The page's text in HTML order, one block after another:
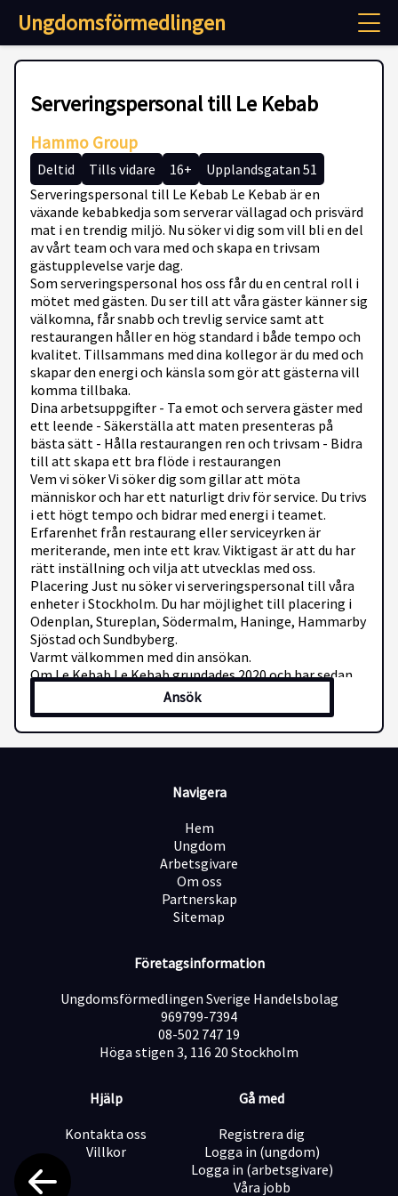
Ungdomsförmedlingen
Serveringspersonal till Le Kebab
Hammo Group
Deltid Tills vidare 16+
Upplandsgatan 51
Serveringspersonal till Le Kebab Le Kebab är en
växande kebabkedja som serverar vällagad och prisvärd
mat i en trendig miljö. Nu söker vi dig som vill bli en del
av vårt team och vara med och skapa en trivsam
gästupplevelse varje dag.
Som serveringspersonal hos oss får du en central roll i
mötet med gästen. Du ser till att våra gäster känner sig
välkomna, får snabb och trevlig service samt att
restaurangen håller en hög standard i både tempo och
kvalitet. Tillsammans med dina kollegor är du med och
skapar den energi och känsla som gör att gästerna vill
komma tillbaka.
Dina arbetsuppgifter - Ta emot och servera gäster med
ett leende - Säkerställa att maten presenteras på
bästa sätt - Hålla restaurangen ren och trivsam - Bidra
till att skapa ett bra flöde i restaurangen
Vem vi söker Vi söker dig som gillar att möta
människor och har ett naturligt driv för service. Du trivs
i ett högt tempo och bidrar med energi i teamet.
Erfarenhet från restaurang eller serviceyrken är
meriterande, men inte ett krav. Viktigast är att du har
rätt inställning och vilja att utvecklas med oss.
Placering Just nu söker vi serveringspersonal till våra
enheter i Stockholm. Du har möjlighet till placering i
Odenplan, Stureplan, Södermalm, Haninge, Hammarby
Sjöstad och Sundbyberg.
Varmt välkommen med din ansökan.
Om Le Kebab Le Kebab grundades 2020 och har sedan
dess vuxit till en av Sveriges mest populära
kebabkedjor, med flera restauranger runt om i
Stockholm. Under 2026 vidareutvecklar vi konceptet
med ambitionen att bli en ledande aktör inom
en gästupplevelse där du aldrig behöver välja mellan
Ansök
Navigera
Hem
Ungdom
Arbetsgivare
Om oss
Partnerskap
Sitemap
Företagsinformation
Ungdomsförmedlingen Sverige Handelsbolag
969799-7394
08-502 747 19
Höga stigen 3, 116 20 Stockholm
Hjälp
Kontakta oss
Villkor
Gå med
Registrera dig
Logga in (ungdom)
Logga in (arbetsgivare)
Våra jobb